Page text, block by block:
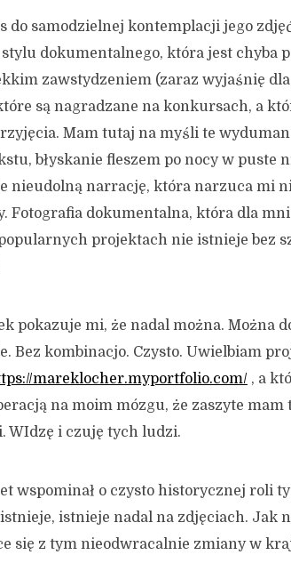
do samodzielnej kontemplacji jego
dokumentalnego, która jest chyba
zawstydzeniem (zaraz wyjaśnię
są nagradzane na konkursach, a
Mam tutaj na myśli te
błyskanie fleszem po nocy w puste
nieudolną narrację, która narzuca mi
Fotografia dokumentalna, która dla
projektach nie istnieje bez
pokazuje mi, że nadal można. Można
Bez kombinacjo. Czysto. Uwielbiam
mareklocher.myportfolio.com/ , a
na moim mózgu, że zaszyte
WIdzę i czuję tych ludzi.
wspominał o czysto historycznej roli
istnieje nadal na zdjęciach. Jak
się z tym nieodwracalnie zmiany w